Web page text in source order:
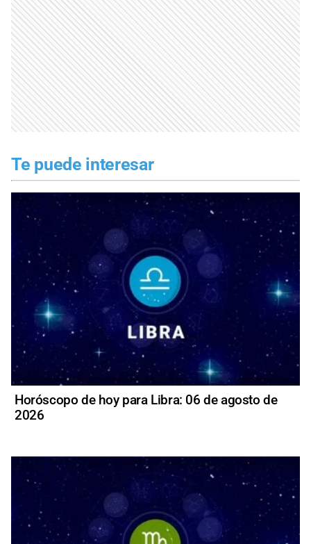
Te puede interesar
Horóscopo de hoy para Libra: 06 de agosto de
2026